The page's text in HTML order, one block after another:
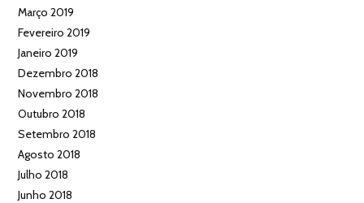
Março 2019
Fevereiro 2019
Janeiro 2019
Dezembro 2018
Novembro 2018
Outubro 2018
Setembro 2018
Agosto 2018
Julho 2018
Junho 2018